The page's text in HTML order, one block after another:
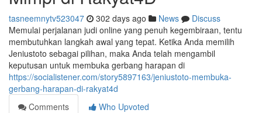
tasneemnytv523047 302 days ago News
Discuss
Memulai perjalanan judi online yang penuh kegembiraan, tentu
membutuhkan langkah awal yang tepat. Ketika Anda memilih
Jeniustoto sebagai pilihan, maka Anda telah mengambil
keputusan untuk membuka gerbang harapan di
https://socialistener.com/story5897163/jeniustoto-membuka-
gerbang-harapan-di-rakyat4d
Comments
Who Upvoted